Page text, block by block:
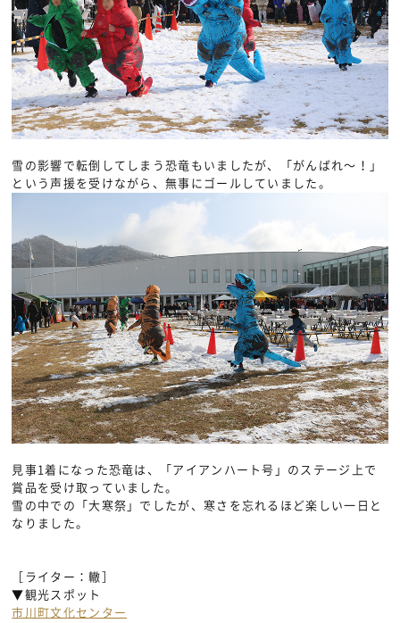
雪の影響で転倒してしまう恐竜もいましたが、「がんばれ〜！」
という声援を受けながら、無事にゴールしていました。
見事1着になった恐竜は、「アイアンハート号」のステージ上で
賞品を受け取っていました。
雪の中での「大寒祭」でしたが、寒さを忘れるほど楽しい一日と
なりました。
［ライター：轍］
▼観光スポット
市川町文化センター